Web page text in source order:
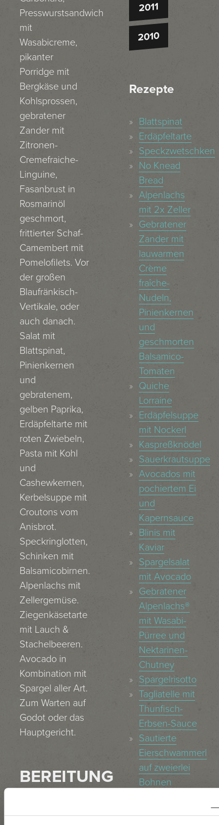
Presswurstsandwich
mit
Wasabicreme,
pikanter
Porridge mit
Bergkäse und
Kohlsprossen,
gebratener
Zander mit
Zitronen-
Cremefraiche-
Linguine,
Fasanbrust in
Rosmarinöl
geschmort,
frittierter Schaf-
Camembert mit
Pomelofilets. Vor
der großen
Blaufränkisch-
Vertikale, oder
auch danach.
Salat mit
Blattspinat,
Pinienkernen
und
gebratenem,
gelben Paprika,
Erdäpfeltarte mit
roten Zwiebeln,
Pasta mit Kohl
und
Cashewkernen,
Kerbelsuppe mit
Croutons vom
Anisbrot.
Speckringlotten,
Schinken mit
Balsamicobirnen.
Alpenlachs mit
Zellergemüse.
Ziegenkäsetarte
mit Lauch &
Stachelbeeren.
Avocado in
Kombination mit
Spargel aller Art.
Zum Warten auf
Godot oder das
Hauptgericht.
BEREITUNG
Geerntet in zwei
2011
2010
Rezepte
Blattspinat
Erdäpfeltarte
Speckzwetschken
No Knead
Bread
Alpenlachs
mit 2x Zeller
Gebratener
Zander mit
lauwarmen
Crème
fraîche-
Nudeln,
Pinienkernen
und
geschmorten
Balsamico-
Tomaten
Quiche
Lorraine
Erdäpfelsuppe
mit Nockerl
Kaspreßknödel
Sauerkrautsuppe
Avocados mit
pochiertem Ei
und
Kapernsauce
Blinis mit
Kaviar
Spargelsalat
mit Avocado
Gebratener
Alpenlachs®
mit Wasabi-
Pürree und
Nektarinen-
Chutney
Spargelrisotto
Tagliatelle mit
Thunfisch-
Erbsen-Sauce
Sautierte
Eierschwammerl
auf zweierlei
Bohnen